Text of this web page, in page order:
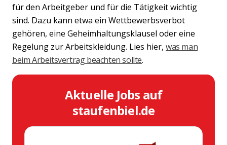
für den Arbeitgeber und für die Tätigkeit wichtig
sind. Dazu kann etwa ein Wettbewerbsverbot
gehören, eine Geheimhaltungsklausel oder eine
Regelung zur Arbeitskleidung. Lies hier, was man
beim Arbeitsvertrag beachten sollte.
Aktuelle Jobs auf
staufenbiel.de